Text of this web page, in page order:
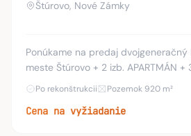
Štúrovo, Nové Zámky
Ponúkame na predaj dvojgeneračný
meste Štúrovo + 2 izb. APARTMÁN +
autoopravárenská dielňa s
Po rekonštrukcii Pozemok 920 m²
Cena na vyžiadanie